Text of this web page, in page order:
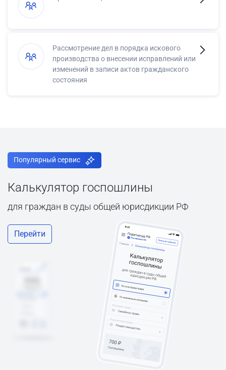
Рассмотрение дел в порядка искового
производства о внесении исправлений или
изменений в записи актов гражданского
состояния
Популярный сервис
Калькулятор госпошлины
для граждан в суды общей юрисдикции РФ
Перейти